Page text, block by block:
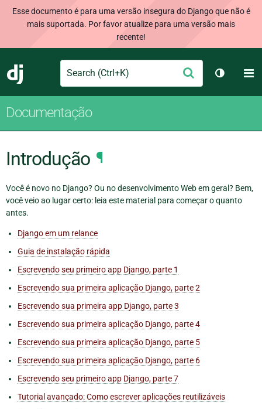
Esse documento é para uma versão insegura do Django que não é
mais suportada. Por favor atualize para uma versão mais
recente!
Django
Search Enviar
Alternar
Documentação
Introdução ¶
Você é novo no Django? Ou no desenvolvimento Web em geral? Bem,
você veio ao lugar certo: leia este material para começar o quanto
antes.
Django em um relance
Guia de instalação rápida
Escrevendo seu primeiro app Django, parte 1
Escrevendo sua primeira aplicação Django, parte 2
Escrevendo sua primeira app Django, parte 3
Escrevendo sua primeira aplicação Django, parte 4
Escrevendo sua primeira aplicação Django, parte 5
Escrevendo sua primeira aplicação Django, parte 6
Escrevendo seu primeiro app Django, parte 7
Tutorial avançado: Como escrever aplicações reutilizáveis